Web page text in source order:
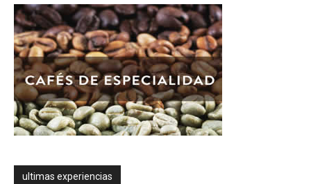
ultimas experiencias